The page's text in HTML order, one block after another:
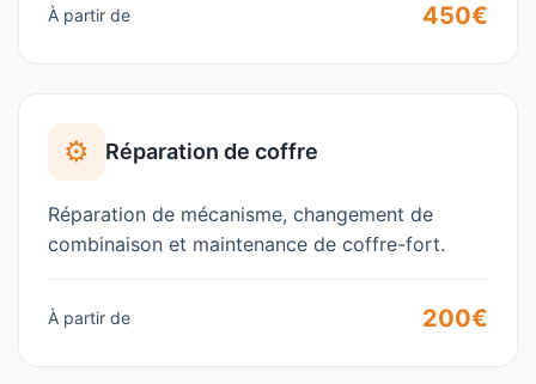
À partir de 450€
⚙️ Réparation de coffre
Réparation de mécanisme, changement de
combinaison et maintenance de coffre-fort.
À partir de 200€